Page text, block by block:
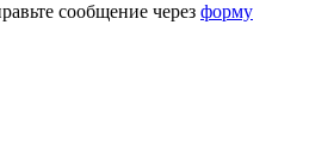
сообщение через форму